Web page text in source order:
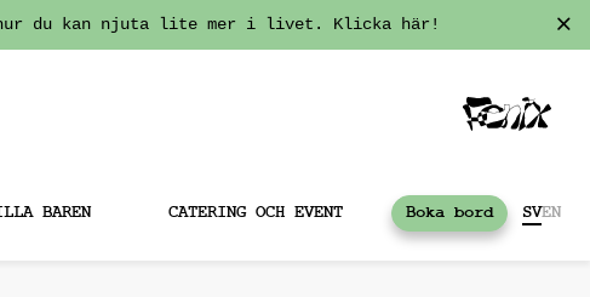
du kan njuta lite mer i livet. Klicka här!
BAREN CATERING OCH EVENT Boka bord SVEN